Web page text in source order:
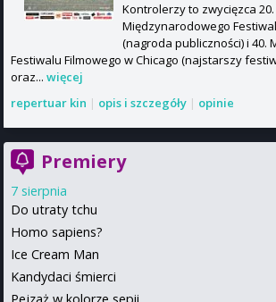
Kontrolerzy to zwycięzca
Międzynarodowego
(nagroda publiczności) i 40.
Festiwalu Filmowego w Chicago (najstarszy
oraz... więcej
repertuar kin | opis i szczegóły | opinie
Premiery
7 sierpnia
Do utraty tchu
Homo sapiens?
Ice Cream Man
Kandydaci śmierci